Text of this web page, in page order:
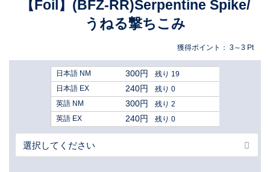
【Foil】(BFZ-RR)Serpentine Spike/
うねる撃ちこみ
獲得ポイント： 3～3 Pt
日本語 NM 300円
残り 19
日本語 EX
240円
残り 0
英語 NM
300円
残り 2
英語 EX
240円 残り 0